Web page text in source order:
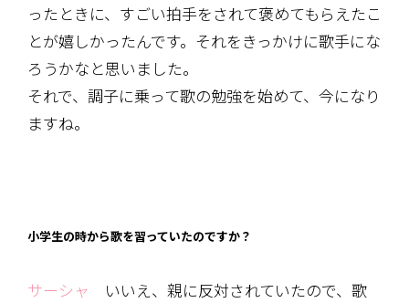
ったときに、すごい拍手をされて褒めてもらえたこ
とが嬉しかったんです。それをきっかけに歌手にな
ろうかなと思いました。
それで、調子に乗って歌の勉強を始めて、今になり
ますね。
小学生の時から歌を習っていたのですか？
サーシャ いいえ、親に反対されていたので、歌